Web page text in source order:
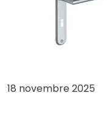
18 novembre 2025